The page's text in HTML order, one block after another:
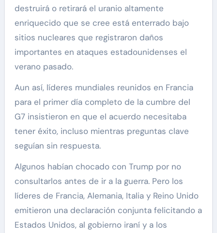
destruirá o retirará el uranio altamente
enriquecido que se cree está enterrado bajo
sitios nucleares que registraron daños
importantes en ataques estadounidenses el
verano pasado.
Aun así, líderes mundiales reunidos en Francia
para el primer día completo de la cumbre del
G7 insistieron en que el acuerdo necesitaba
tener éxito, incluso mientras preguntas clave
seguían sin respuesta.
Algunos habían chocado con Trump por no
consultarlos antes de ir a la guerra. Pero los
líderes de Francia, Alemania, Italia y Reino Unido
emitieron una declaración conjunta felicitando a
Estados Unidos, al gobierno iraní y a los